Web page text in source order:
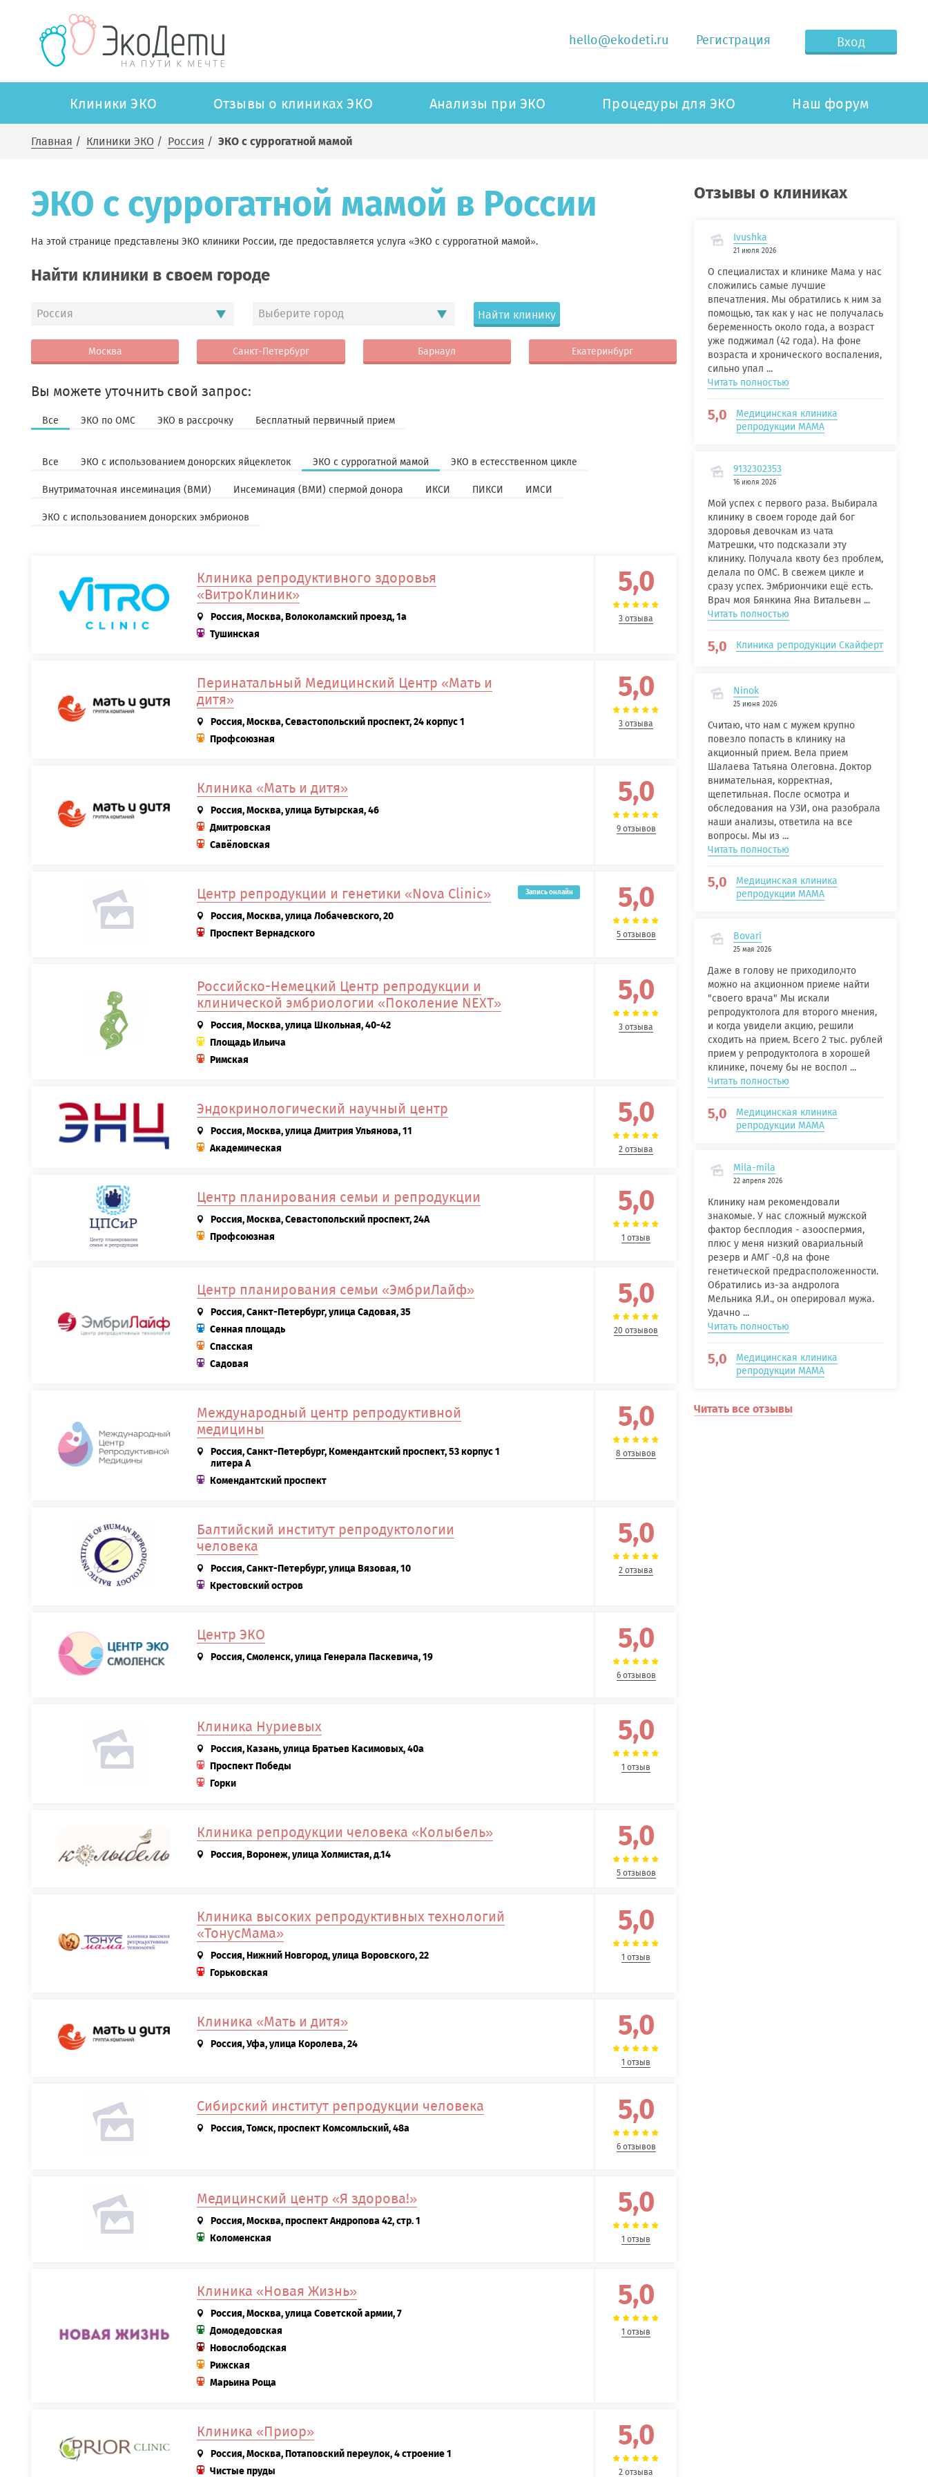
hello@ekodeti.ru Регистрация Вход
Клиники ЭКО Отзывы о клиниках ЭКО Анализы при ЭКО Процедуры для ЭКО Наш форум
Главная / Клиники ЭКО / Россия / ЭКО с суррогатной мамой
ЭКО с суррогатной мамой в России
На этой странице представлены ЭКО клиники России, где предоставляется услуга «ЭКО с суррогатной мамой».
Найти клиники в своем городе
Россия Выберите город Найти клинику
Москва Санкт-Петербург Барнаул Екатеринбург
Вы можете уточнить свой запрос:
Все ЭКО по ОМС ЭКО в рассрочку Бесплатный первичный прием
Все ЭКО с использованием донорских яйцеклеток ЭКО с суррогатной мамой ЭКО в естесственном цикле
Внутриматочная инсеминация (ВМИ) Инсеминация (ВМИ) спермой донора ИКСИ ПИКСИ ИМСИ
ЭКО с использованием донорских эмбрионов
Клиника репродуктивного здоровья
«ВитроКлиник»
Россия, Москва, Волоколамский проезд, 1а
Тушинская
5,0
3 отзыва
Перинатальный Медицинский Центр «Мать и
дитя»
Россия, Москва, Севастопольский проспект, 24 корпус 1
Профсоюзная
5,0
3 отзыва
Клиника «Мать и дитя»
Россия, Москва, улица Бутырская, 46
Дмитровская
Савёловская
5,0
9 отзывов
Центр репродукции и генетики «Nova Clinic»
Россия, Москва, улица Лобачевского, 20
Проспект Вернадского
Запись онлайн 5,0
5 отзывов
Российско-Немецкий Центр репродукции и
клинической эмбриологии «Поколение NEXT»
Россия, Москва, улица Школьная, 40-42
Площадь Ильича
Римская
5,0
3 отзыва
Эндокринологический научный центр
Россия, Москва, улица Дмитрия Ульянова, 11
Академическая
5,0
2 отзыва
Центр планирования семьи и репродукции
Россия, Москва, Севастопольский проспект, 24А
Профсоюзная
5,0
1 отзыв
Центр планирования семьи «ЭмбриЛайф»
Россия, Санкт-Петербург, улица Садовая, 35
Сенная площадь
Спасская
Садовая
5,0
20 отзывов
Международный центр репродуктивной
медицины
Россия, Санкт-Петербург, Комендантский проспект, 53 корпус 1
литера А
Комендантский проспект
5,0
8 отзывов
Балтийский институт репродуктологии
человека
Россия, Санкт-Петербург, улица Вязовая, 10
Крестовский остров
5,0
2 отзыва
Центр ЭКО
Россия, Смоленск, улица Генерала Паскевича, 19
5,0
6 отзывов
Клиника Нуриевых
Россия, Казань, улица Братьев Касимовых, 40а
Проспект Победы
Горки
5,0
1 отзыв
Клиника репродукции человека «Колыбель»
Россия, Воронеж, улица Холмистая, д.14
5,0
5 отзывов
Клиника высоких репродуктивных технологий
«ТонусМама»
Россия, Нижний Новгород, улица Воровского, 22
Горьковская
5,0
1 отзыв
Клиника «Мать и дитя»
Россия, Уфа, улица Королева, 24
5,0
1 отзыв
Сибирский институт репродукции человека
Россия, Томск, проспект Комсомльский, 48а
5,0
6 отзывов
Медицинский центр «Я здорова!»
Россия, Москва, проспект Андропова 42, стр. 1
Коломенская
5,0
1 отзыв
Клиника «Новая Жизнь»
Россия, Москва, улица Советской армии, 7
Домодедовская
Новослободская
Рижская
Марьина Роща
5,0
1 отзыв
Клиника «Приор»
Россия, Москва, Потаповский переулок, 4 строение 1
Чистые пруды
5,0
2 отзыва
Отзывы о клиниках
Ivushka
21 июля 2026
О специалистах и клинике Мама у нас
сложились самые лучшие
впечатления. Мы обратились к ним за
помощью, так как у нас не получалась
беременность около года, а возраст
уже поджимал (42 года). На фоне
возраста и хронического воспаления,
сильно упал ...
Читать полностью
5,0
Медицинская клиника
репродукции МАМА
9132302353
16 июля 2026
Мой успех с первого раза. Выбирала
клинику в своем городе дай бог
здоровья девочкам из чата
Матрешки, что подсказали эту
клинику. Получала квоту без проблем,
делала по ОМС. В свежем цикле и
сразу успех. Эмбриончики ещё есть.
Врач моя Бянкина Яна Витальевн ...
Читать полностью
5,0 Клиника репродукции Скайферт
Ninok
25 июня 2026
Считаю, что нам с мужем крупно
повезло попасть в клинику на
акционный прием. Вела прием
Шалаева Татьяна Олеговна. Доктор
внимательная, корректная,
щепетильная. После осмотра и
обследования на УЗИ, она разобрала
наши анализы, ответила на все
вопросы. Мы из ...
Читать полностью
5,0
Медицинская клиника
репродукции МАМА
Bovari
25 мая 2026
Даже в голову не приходило,что
можно на акционном приеме найти
"своего врача" Мы искали
репродуктолога для второго мнения,
и когда увидели акцию, решили
сходить на прием. Всего 2 тыс. рублей
прием у репродуктолога в хорошей
клинике, почему бы не воспол ...
Читать полностью
5,0
Медицинская клиника
репродукции МАМА
Mila-mila
22 апреля 2026
Клинику нам рекомендовали
знакомые. У нас сложный мужской
фактор бесплодия - азооспермия,
плюс у меня низкий овариальный
резерв и АМГ -0,8 на фоне
генетической предрасположенности.
Обратились из-за андролога
Мельника Я.И., он оперировал мужа.
Удачно ...
Читать полностью
5,0
Медицинская клиника
репродукции МАМА
Читать все отзывы